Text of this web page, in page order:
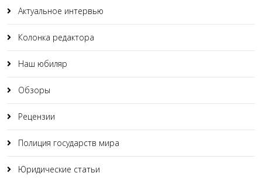
Актуальное интервью
Колонка редактора
Наш юбиляр
Обзоры
Рецензии
Полиция государств мира
Юридические статьи